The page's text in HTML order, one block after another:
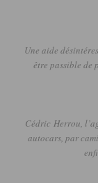
Une aide
être passible de
Cédric Herrou,
autocars, par